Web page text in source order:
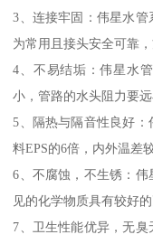
3、连接牢固：伟星水
为常用且接头安全可靠，
4、不易结垢：伟星水
小，管路的水头阻力要远
5、隔热与隔音性良好
料EPS的6倍，内外温差
6、不腐蚀，不生锈：
见的化学物质具有较好
7、卫生性能优异，无臭